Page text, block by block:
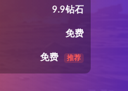
9.9钻石
免费
免费 推荐